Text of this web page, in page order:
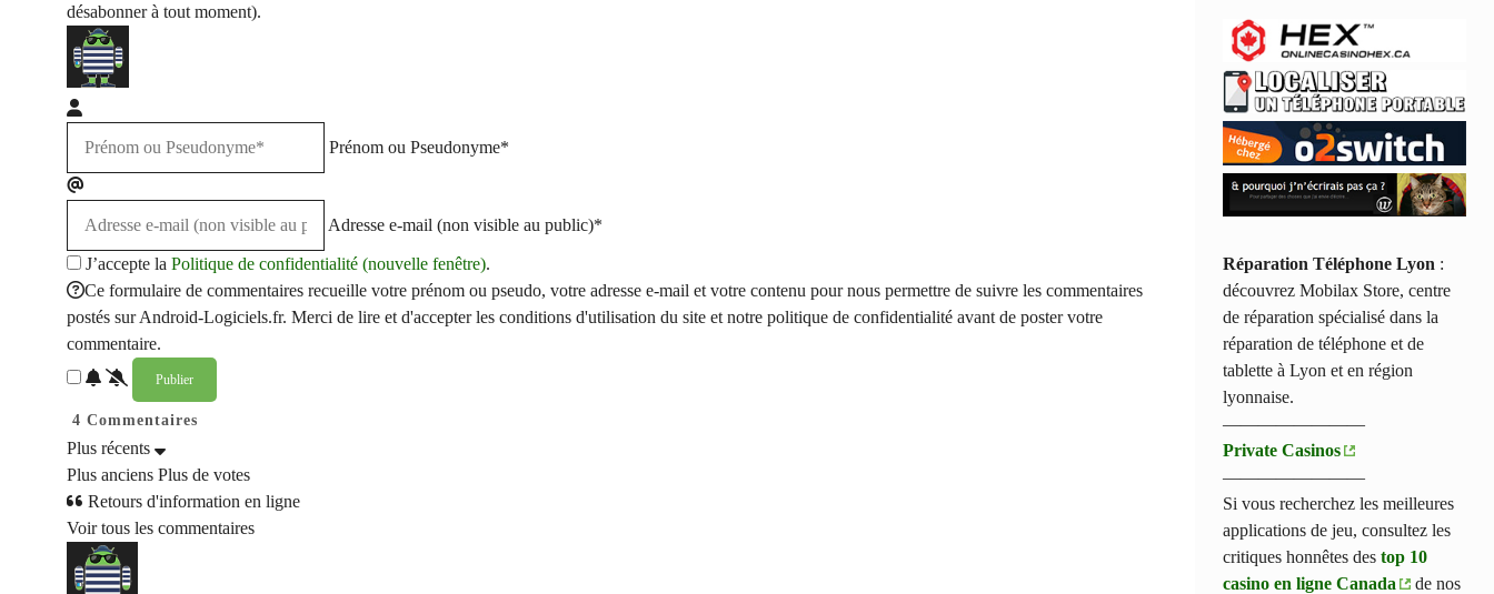
désabonner à tout moment).
Prénom ou Pseudonyme*
Adresse e-mail (non visible au public)*
J’accepte la Politique de confidentialité (nouvelle fenêtre).
Ce formulaire de commentaires recueille votre prénom ou pseudo, votre adresse e-mail et votre contenu pour nous permettre de suivre les commentaires
postés sur Android-Logiciels.fr. Merci de lire et d'accepter les conditions d'utilisation du site et notre politique de confidentialité avant de poster votre
commentaire.
4 Commentaires
Plus récents
Plus anciens Plus de votes
Retours d'information en ligne
Voir tous les commentaires
Réparation Téléphone Lyon :
découvrez Mobilax Store, centre
de réparation spécialisé dans la
réparation de téléphone et de
tablette à Lyon et en région
lyonnaise.
————————
Private Casinos
————————
Si vous recherchez les meilleures
applications de jeu, consultez les
critiques honnêtes destop 10
casino en ligne Canada
de nos